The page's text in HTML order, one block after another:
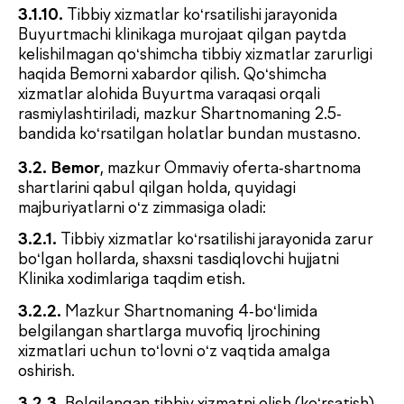
3.3.3.Bemor hayotiga xavf tug‘diruvchi shoshilinch
holatlar yuzaga kelganda, tashxis qo‘yish va birinchi
tibbiy yordam ko‘rsatish uchun zarur bo‘lgan
tekshiruvlar va tibbiy muolajalar hajmini mustaqil
ravishda belgilash.
3.3. Klinika quyidagi huquqlarga ega:
3.3.1. Mazkur Shartnoma bo‘yicha o‘z
majburiyatlarini bajarish uchun zarur bo‘lgan har
qanday ma’lumotni Buyurtmachi (Bemor)dan olish.
Agar Buyurtmachi (Bemor) tomonidan ma’lumotlar
taqdim etilmasa, to‘liq yoki noto‘g‘ri taqdim etilsa,
Ijrochi barcha zarur ma’lumotlar olingunga qadar
Shartnoma bo‘yicha o‘z majburiyatlarini bajarishni
3.3.2.Bemorning sog‘lig‘i holatiga muvofiq
davolash muddatini va tibbiy xizmatlar hajmini
belgilash.
3.3.4.Tibbiy xizmatlar ko‘rsatishda ishtirok
etayotgan Klinika shifokor-mutaxassisi tashxisni
aniqlashtirish va optimal davolash usulini tanlash
maqsadida Bemorni boshqa mutaxassisga yuborish
huquqiga ega.